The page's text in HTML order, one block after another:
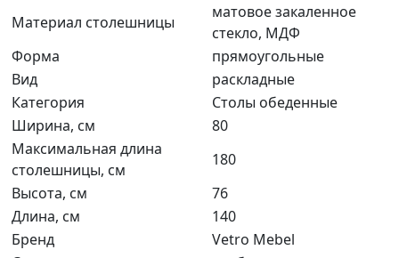
Материал столешницы
матовое закаленное
стекло, МДФ
Форма
прямоугольные
Вид
раскладные
Категория
Столы обеденные
Ширина, см
80
Максимальная длина
столешницы, см
180
Высота, см
76
Длина, см
140
Бренд
Vetro Mebel